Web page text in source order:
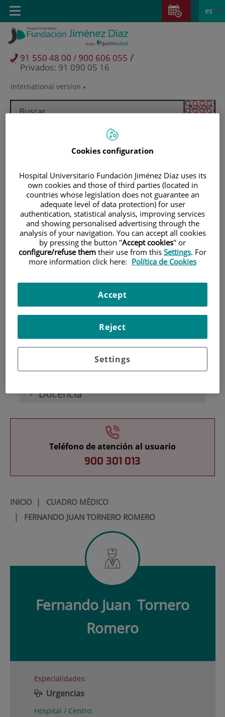
Saltar al contenido
Saltar
contenido
Selector
idioma
activo
es
International version
91 550 48 00 / 900 606 055 /
Privados: 91 090 05 16
Toggle
navigation
Pacientes y visitantes
Investigación
Docencia
Teléfono de atención al usuario
900 301 013
INICIO| CUADRO MÉDICO
| FERNANDO JUAN TORNERO ROMERO
Fernando Juan Tornero
Romero
Especialidades:
Urgencias
Hospital / Centro:
Cookies configuration
Hospital Universitario Fundación Jiménez Díaz uses its
own cookies and those of third parties (located in
countries whose legislation does not guarantee an
adequate level of data protection) for user
authentication, statistical analysis, improving services
and showing personalised advertising through the
analysis of your navigation. You can accept all cookies
by pressing the button "Accept cookies" or
configure/refuse them their use from this Settings. For
more information click here: Política de Cookies
Settings
Reject
Accept